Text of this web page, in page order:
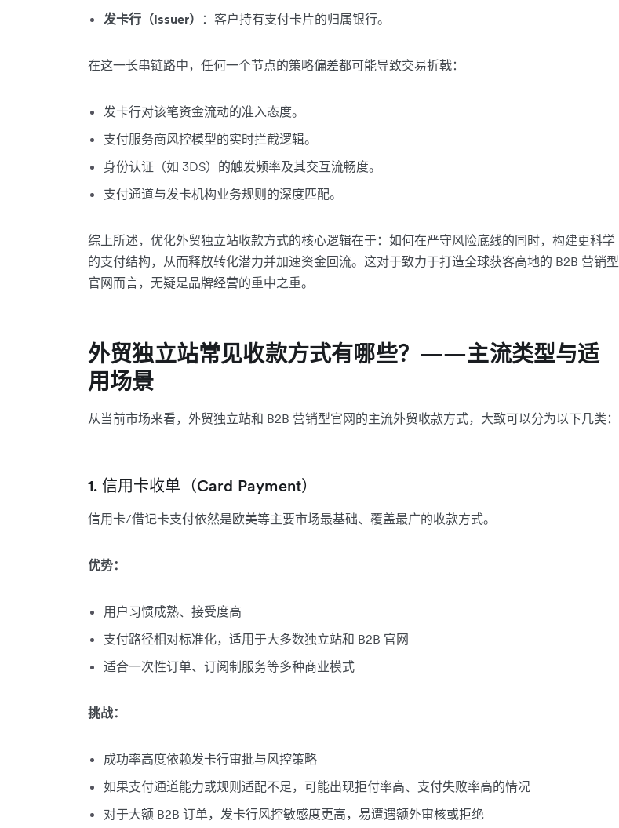
发卡行（Issuer）
：客户持有支付卡片的归属银行。
在这一长串链路中，任何一个节点的策略偏差都可能导致交易折戟：
发卡行对该笔资金流动的准入态度。
支付服务商风控模型的实时拦截逻辑。
身份认证（如 3DS）的触发频率及其交互流畅度。
支付通道与发卡机构业务规则的深度匹配。
综上所述，优化外贸独立站收款方式的核心逻辑在于：如何在严守风险底线的同时，构建更科学
的支付结构，从而释放转化潜力并加速资金回流。这对于致力于打造全球获客高地的 B2B 营销型
官网而言，无疑是品牌经营的重中之重。
外贸独立站常见收款方式有哪些？——主流类型与适
用场景
从当前市场来看，外贸独立站和 B2B 营销型官网的主流外贸收款方式，大致可以分为以下几类：
1. 信用卡收单（Card Payment）
信用卡/借记卡支付依然是欧美等主要市场最基础、覆盖最广的收款方式。
优势：
用户习惯成熟、接受度高
支付路径相对标准化，适用于大多数独立站和 B2B 官网
适合一次性订单、订阅制服务等多种商业模式
挑战：
成功率高度依赖发卡行审批与风控策略
如果支付通道能力或规则适配不足，可能出现拒付率高、支付失败率高的情况
对于大额 B2B 订单，发卡行风控敏感度更高，易遭遇额外审核或拒绝